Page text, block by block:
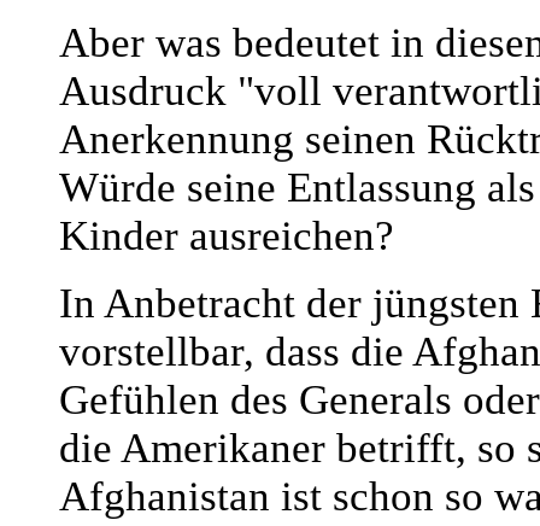
Aber was bedeutet in
Ausdruck "voll
Anerkennung seinen
Würde seine Entlassung
Kinder ausreichen?
In Anbetracht der jüngsten
vorstellbar, dass die
Gefühlen des Generals
die Amerikaner betrifft, so
Afghanistan ist schon so